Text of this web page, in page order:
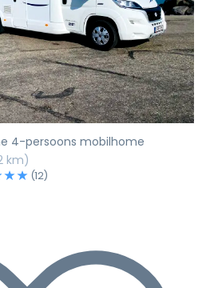
4-persoons mobilhome
km)
(12)